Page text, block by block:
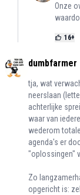
Onze
16+
dumbfarmer
tja, wat
neerslaan
achterlijke
waar van
wederom
agenda's er
"oplossingen"
Zo
opgericht is: